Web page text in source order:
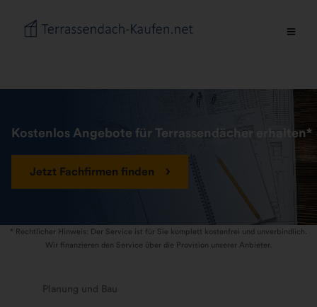
Kostenlos Angebote für Terrassendächer erhalten*
Jetzt Fachfirmen finden
* Rechtlicher Hinweis: Der Service ist für Sie komplett kostenfrei und unverbindlich.
Wir finanzieren den Service über die Provision unserer Anbieter.
Planung und Bau